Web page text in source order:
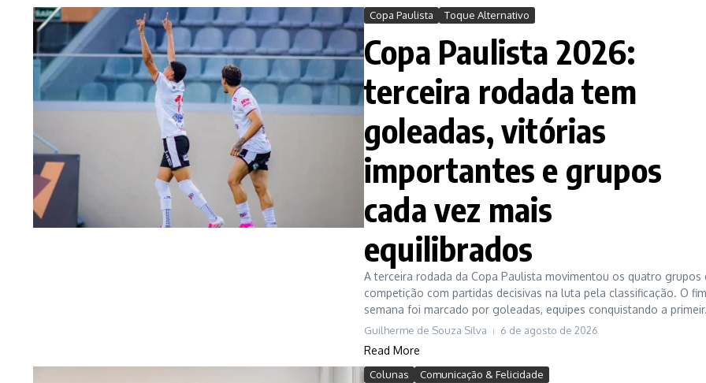
Copa Paulista Toque Alternativo
Copa Paulista 2026:
terceira rodada tem
goleadas, vitórias
importantes e grupos
cada vez mais
equilibrados
A terceira rodada da Copa Paulista movimentou os quatro grupos
competição com partidas decisivas na luta pela classificação. O
semana foi marcado por goleadas, equipes conquistando a
Guilherme de Souza Silva 6 de agosto de 2026
Read More
Colunas Comunicação & Felicidade